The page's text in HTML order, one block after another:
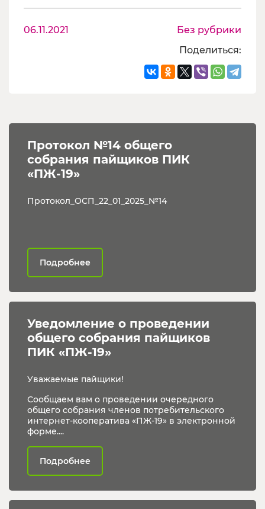
06.11.2021
Без рубрики
Поделиться:
Протокол №14 общего
собрания пайщиков ПИК
«ПЖ-19»
Протокол_ОСП_22_01_2025_№14
Подробнее
Уведомление о проведении
общего собрания пайщиков
ПИК «ПЖ-19»
Уважаемые пайщики!
Сообщаем вам о проведении очередного
общего собрания членов потребительского
интернет-кооператива «ПЖ-19» в электронной
форме....
Подробнее